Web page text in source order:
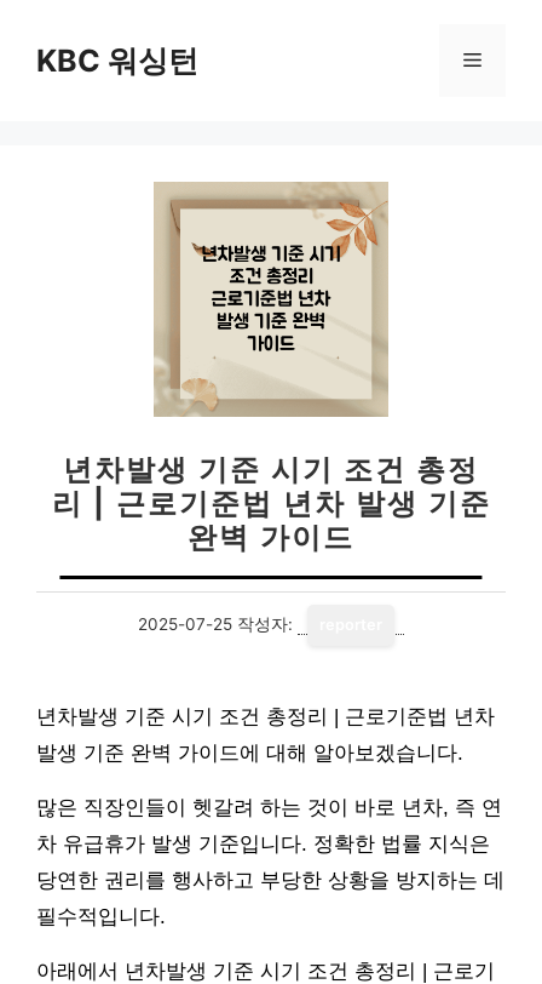
KBC 워싱턴 메
년차발생 기준 시기 조건 총정
리 | 근로기준법 년차 발생 기준
완벽 가이드
2025-07-25 작성자:
년차발생 기준 시기 조건 총정리 | 근로기준법 년차
발생 기준 완벽 가이드에 대해 알아보겠습니다.
많은 직장인들이 헷갈려 하는 것이 바로 년차, 즉 연
차 유급휴가 발생 기준입니다. 정확한 법률 지식은
당연한 권리를 행사하고 부당한 상황을 방지하는 데
필수적입니다.
아래에서 년차발생 기준 시기 조건 총정리 | 근로기